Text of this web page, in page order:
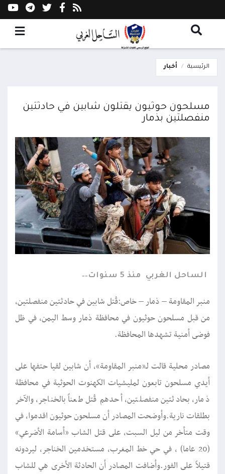
الرئيسية أخبار
مسلحون حوثيون يقتلون شابين في حادثتين
منفصلتين بذمار
الساحل الغربي منذ 5 سنوات
منبر المقاومة – ذمار – خاص:قُتل شابين في حادثتين منفصلتين،
من قبل مسلحون حوثيون في محافظة ذمار وسط اليمن، في ظل
فوضى أمنية تشهدها المحافظة.
مصادر محلية قالت لـ«منبر المقاومة»، أن شابين لقيا حتفها على
أيدي مسلحون تابعون لمليشيات الكهنوت الحوثية في محافظة
ذمار، بحادثتين منفصلتين، أحدهم قُتل طعناً بالخناجر، والآخر
بطلقات نارية.وأوضحت المصادر أن مسلحون حوثيون اقدموا، في
وقت متأخر من ليل السبت، على قتل الشاب «أسامة الأضرعي»
(20 عاما) ، في حي خط المغرب، مستخدمين الخناجر، ليردونه
قتيلاً على الفور.وأضافت المصادر أن الحادثة الأخرى هي للشاب